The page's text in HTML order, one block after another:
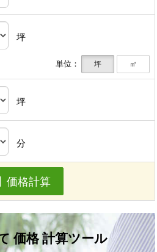
坪
単位： 坪 ㎡
坪
分
価格計算
価格 計算ツール